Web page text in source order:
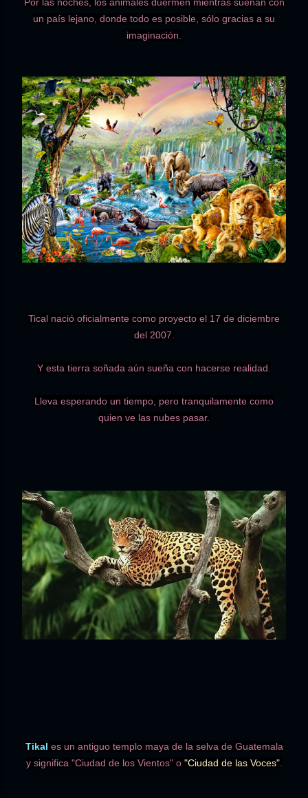
un país lejano, donde todo es posible, sólo gracias a su
imaginación.
Tical nació oficialmente como proyecto el 17 de diciembre
del 2007.
Y esta tierra soñada aún sueña con hacerse realidad.
Lleva esperando un tiempo, pero tranquilamente como
quien ve las nubes pasar.
Tikal es un antiguo templo maya de la selva de Guatemala
y significa "Ciudad de los Vientos" o "Ciudad de las Voces".